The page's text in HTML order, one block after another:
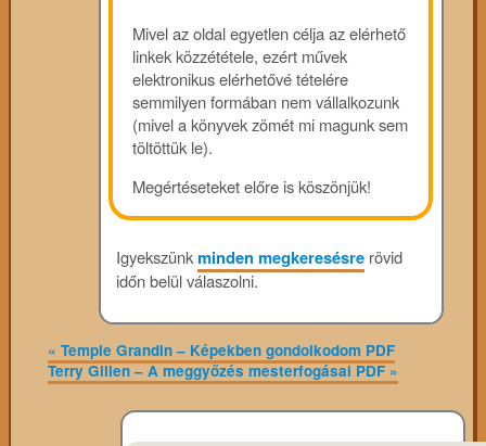
Mivel az oldal egyetlen célja az elérhető
linkek közzététele, ezért művek
elektronikus elérhetővé tételére
semmilyen formában nem vállalkozunk
(mivel a könyvek zömét mi magunk sem
töltöttük le).
Megértéseteket előre is köszönjük!
Igyekszünkminden megkeresésre rövid
időn belül válaszolni.
« Temple Grandin – Képekben gondolkodom PDF
Terry Gillen – A meggyőzés mesterfogásai PDF»